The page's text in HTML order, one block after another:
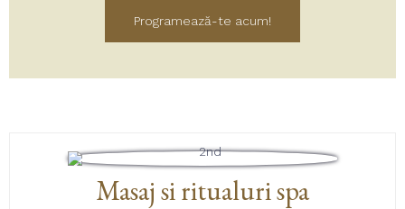
Programează-te acum!
Masaj si ritualuri spa